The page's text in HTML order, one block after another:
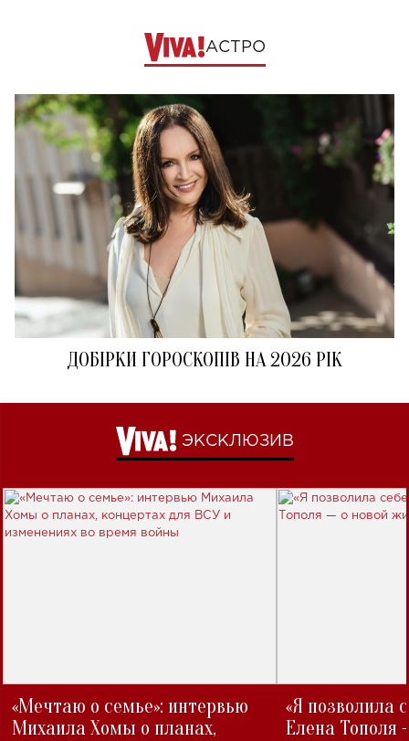
АСТРО
ДОБІРКИ ГОРОСКОПІВ НА 2026 РІК
ЭКСКЛЮЗИВ
«Мечтаю о семье»: интервью
Михаила Хомы о планах,
«Я позволила
Елена Тополя